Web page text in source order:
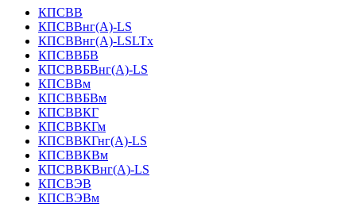
КПСВВ
КПСВВнг(А)-LS
КПСВВнг(А)-LSLTx
КПСВВБВ
КПСВВБВнг(А)-LS
КПСВВм
КПСВВБВм
КПСВВКГ
КПСВВКГм
КПСВВКГнг(А)-LS
КПСВВКВм
КПСВВКВнг(А)-LS
КПСВЭВ
КПСВЭВм